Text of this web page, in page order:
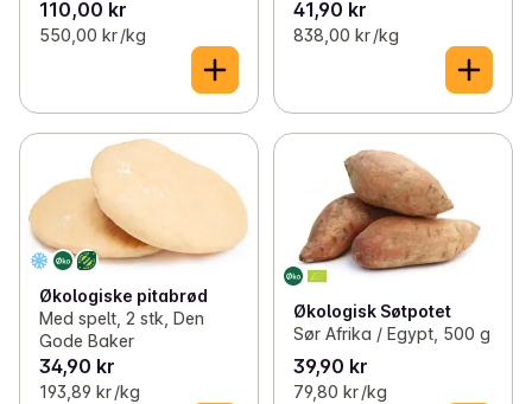
110,00 kr
550,00 kr /kg
41,90 kr
838,00 kr /kg
Økologiske pitabrød
Med spelt, 2 stk, Den
Gode Baker
34,90 kr
193,89 kr /kg
Økologisk Søtpotet
Sør Afrika / Egypt, 500 g
39,90 kr
79,80 kr /kg